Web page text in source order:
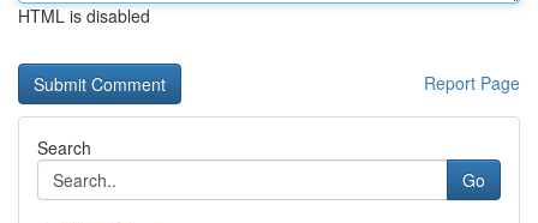
HTML is disabled
Report Page
Search
Go